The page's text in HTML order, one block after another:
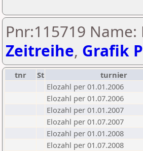
Pnr:115719
Zeitreihe, Grafik
tnr St turnier
Elozahl per 01.01.2006
Elozahl per 01.07.2006
Elozahl per 01.01.2007
Elozahl per 01.07.2007
Elozahl per 01.01.2008
Elozahl per 01.07.2008